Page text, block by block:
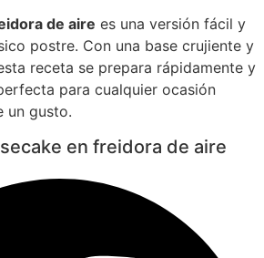
de aire es una versión fácil y
postre. Con una base crujiente y
receta se prepara rápidamente y
para cualquier ocasión
un gusto.
en freidora de aire